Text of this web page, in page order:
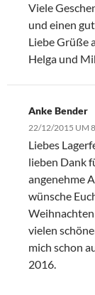
Viele
und einen
Liebe Grüße
Helga und
Anke Bender
22/12/2015 UM
Liebes
lieben Dank
angenehme
wünsche
vielen
mich schon
2016.